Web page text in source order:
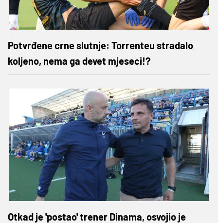
Potvrđene crne slutnje: Torrenteu stradalo
koljeno, nema ga devet mjeseci!?
Otkad je 'postao' trener Dinama, osvojio je